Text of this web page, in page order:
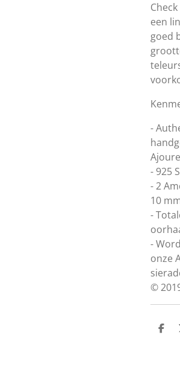
een
goed
-
- 925
- 2
10
-
-
onze
©
D